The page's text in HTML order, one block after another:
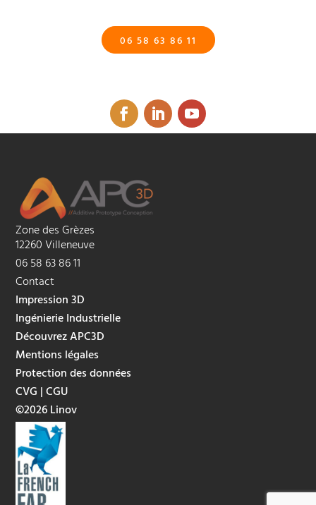
06 58 63 86 11
Zone des Grèzes
12260 Villeneuve
06 58 63 86 11
Contact
Impression 3D
Ingénierie Industrielle
Découvrez APC3D
Mentions légales
Protection des données
CVG |CGU
©2026 Linov